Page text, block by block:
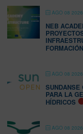
AGO 08 2026
NEB
AGO 08 2026
SUNDANSE
PARA LA
HÍDRICOS
AGO 08 2026